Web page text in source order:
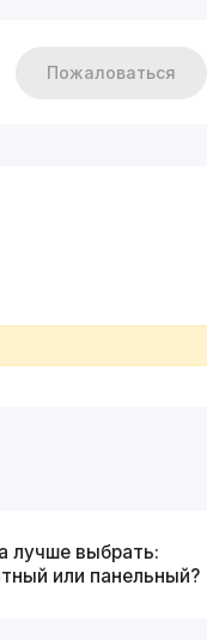
Пожаловаться
лучше выбрать:
или панельный?